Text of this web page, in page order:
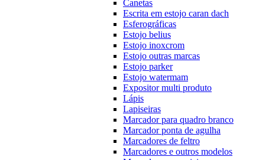
Canetas
Escrita em estojo caran dach
Esferográficas
Estojo belius
Estojo inoxcrom
Estojo outras marcas
Estojo parker
Estojo watermam
Expositor multi produto
Lápis
Lapiseiras
Marcador para quadro branco
Marcador ponta de agulha
Marcadores de feltro
Marcadores e outros modelos